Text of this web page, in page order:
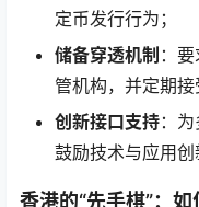
定币发行行为；
储备穿透机制 ：
管机构，并定期接
创新接口支持：
鼓励技术与应用创
香港的“先手棋”：如